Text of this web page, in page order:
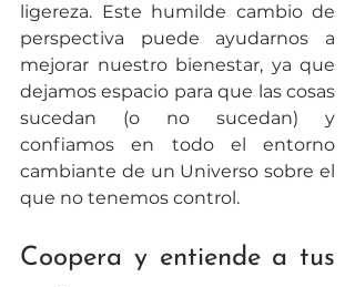
ligereza. Este humilde cambio de
perspectiva puede ayudarnos a
mejorar nuestro bienestar, ya que
dejamos espacio para que las cosas
sucedan (o no sucedan) y
confiamos en todo el entorno
cambiante de un Universo sobre el
que no tenemos control.
Coopera y entiende a tus